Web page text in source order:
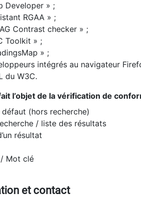
Developer » ;
RGAA » ;
Contrast checker » ;
Toolkit » ;
» ;
intégrés au navigateur
du W3C.
l’objet de la vérification de
défaut (hors recherche)
/ liste des résultats
résultat
/ Mot clé
et contact